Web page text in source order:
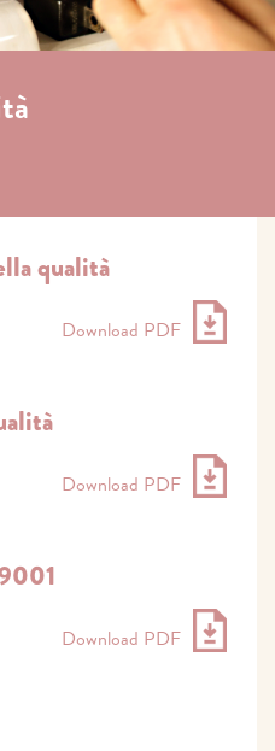
qualità
Download PDF
Download PDF
Download PDF